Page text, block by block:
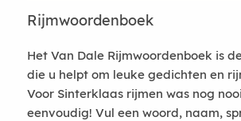
Rijmwoordenboek
Het Van Dale Rijmwoordenboek is
die u helpt om leuke gedichten en
Voor Sinterklaas rijmen was nog
eenvoudig! Vul een woord, naam,